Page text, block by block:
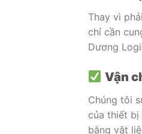
Thay vì phải
chỉ cần
Dương
Vận
Chúng tôi
của thiết bị
bằng vật